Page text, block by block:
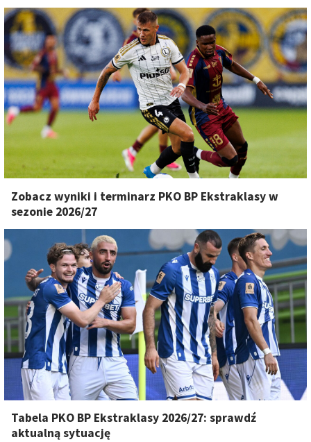
Zobacz wyniki i terminarz PKO BP Ekstraklasy w
sezonie 2026/27
Tabela PKO BP Ekstraklasy 2026/27: sprawdź
aktualną sytuację